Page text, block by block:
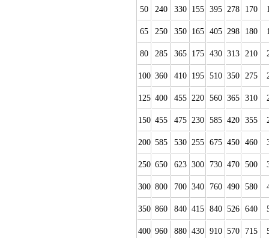
50 240 330 155 395 278 170
65 250 350 165 405 298 180
80 285 365 175 430 313 210
100 360 410 195 510 350 275
125 400 455 220 560 365 310
150 455 475 230 585 420 355
200 585 530 255 675 450 460
250 650 623 300 730 470 500
300 800 700 340 760 490 580
350 860 840 415 840 526 640
400 960 880 430 910 570 715